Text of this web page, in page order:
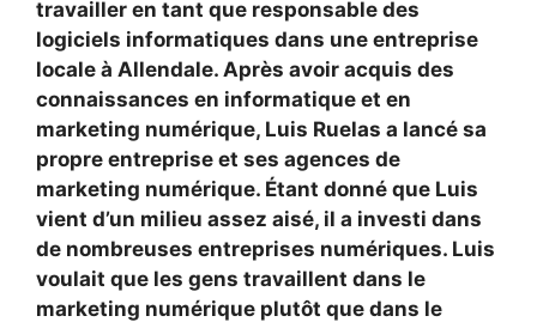
travailler en tant que responsable des
logiciels informatiques dans une entreprise
locale à Allendale. Après avoir acquis des
connaissances en informatique et en
marketing numérique, Luis Ruelas a lancé sa
propre entreprise et ses agences de
marketing numérique. Étant donné que Luis
vient d’un milieu assez aisé, il a investi dans
de nombreuses entreprises numériques. Luis
voulait que les gens travaillent dans le
marketing numérique plutôt que dans le